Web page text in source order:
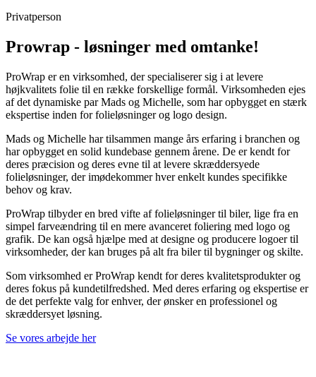
Privatperson
Prowrap - løsninger med omtanke!
ProWrap er en virksomhed, der specialiserer sig i at levere
højkvalitets folie til en række forskellige formål. Virksomheden ejes
af det dynamiske par Mads og Michelle, som har opbygget en stærk
ekspertise inden for folieløsninger og logo design.
Mads og Michelle har tilsammen mange års erfaring i branchen og
har opbygget en solid kundebase gennem årene. De er kendt for
deres præcision og deres evne til at levere skræddersyede
folieløsninger, der imødekommer hver enkelt kundes specifikke
behov og krav.
ProWrap tilbyder en bred vifte af folieløsninger til biler, lige fra en
simpel farveændring til en mere avanceret foliering med logo og
grafik. De kan også hjælpe med at designe og producere logoer til
virksomheder, der kan bruges på alt fra biler til bygninger og skilte.
Som virksomhed er ProWrap kendt for deres kvalitetsprodukter og
deres fokus på kundetilfredshed. Med deres erfaring og ekspertise er
de det perfekte valg for enhver, der ønsker en professionel og
skræddersyet løsning.
Se vores arbejde her